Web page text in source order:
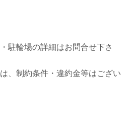
駐輪場の詳細はお問合せ下さ
、制約条件・違約金等はござい